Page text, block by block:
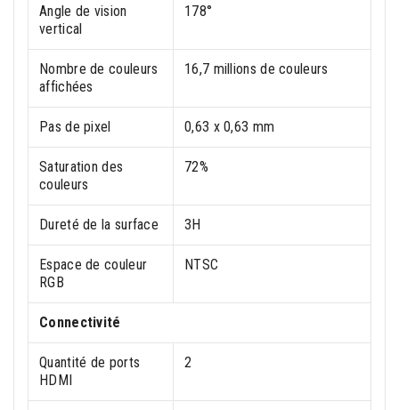
Angle de vision
vertical
178°
Nombre de couleurs
affichées
16,7 millions de couleurs
Pas de pixel 0,63 x 0,63 mm
Saturation des
couleurs
72%
Dureté de la surface 3H
Espace de couleur
RGB
NTSC
Connectivité
Quantité de ports
HDMI
2